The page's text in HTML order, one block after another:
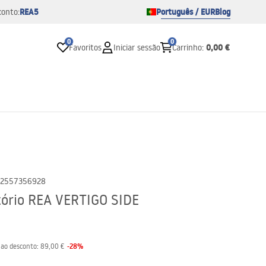
REA5 Português / EURBlog
0
Favoritos Iniciar sessão
0
Carrinho: 0,00 €
REA VERTIGO SIDE
desconto: 89,00 € -28%